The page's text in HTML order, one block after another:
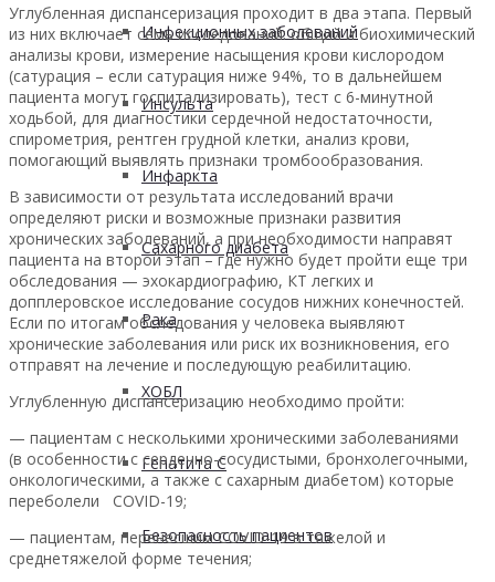
Инфекционных заболеваний
Инсульта
Инфаркта
Сахарного диабета
Рака
ХОБЛ
Гепатита С
Безопасность пациентов
Углубленная диспансеризация проходит в два этапа. Первый
из них включает семь исследований: общий и биохимический
анализы крови, измерение насыщения крови кислородом
(сатурация – если сатурация ниже 94%, то в дальнейшем
пациента могут госпитализировать), тест с 6-минутной
ходьбой, для диагностики сердечной недостаточности,
спирометрия, рентген грудной клетки, анализ крови,
помогающий выявлять признаки тромбообразования.
В зависимости от результата исследований врачи
определяют риски и возможные признаки развития
хронических заболеваний, а при необходимости направят
пациента на второй этап – где нужно будет пройти еще три
обследования — эхокардиографию, КТ легких и
допплеровское исследование сосудов нижних конечностей.
Если по итогам обследования у человека выявляют
хронические заболевания или риск их возникновения, его
отправят на лечение и последующую реабилитацию.
Углубленную диспансеризацию необходимо пройти:
— пациентам с несколькими хроническими заболеваниями
(в особенности с сердечно-сосудистыми, бронхолегочными,
онкологическими, а также с сахарным диабетом) которые
переболели COVID-19;
— пациентам, перенесшим COVID-19 в тяжелой и
среднетяжелой форме течения;